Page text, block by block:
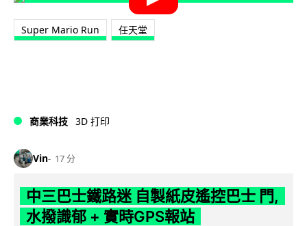
Super Mario Run 任天堂
商業科技 3D 打印
Vin 17 分
中三巴士鐵路迷 自製紙皮遙控巴士 門,
水撥識郁 + 實時GPS報站